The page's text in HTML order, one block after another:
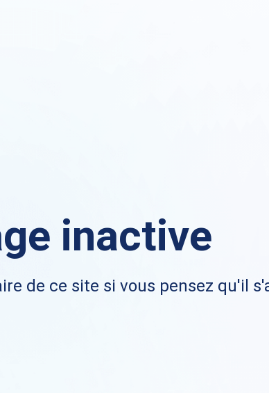
inactive
de ce site si vous pensez qu'il